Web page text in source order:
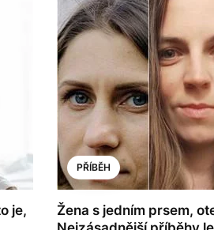
je,
PŘÍBĚH
Žena s jedním prsem,